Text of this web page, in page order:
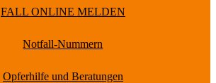
FALL ONLINE MELDEN
Notfall-Nummern
Opferhilfe und Beratungen